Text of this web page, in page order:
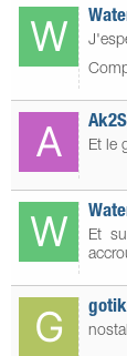
Et le
Et